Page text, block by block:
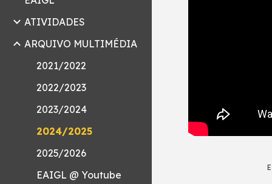
ATIVIDADES
ARQUIVO MULTIMÉDIA
2021/2022
2022/2023
2023/2024
2024/2025
2025/2026
EAIGL @ Youtube